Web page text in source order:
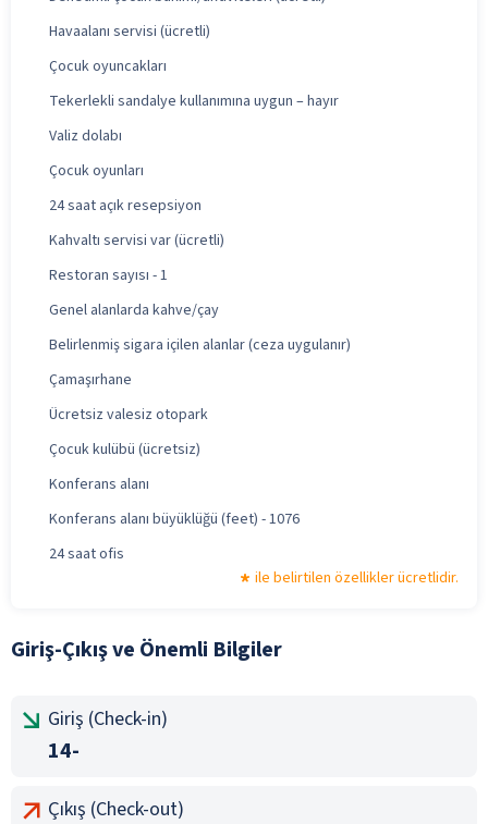
Havaalanı servisi (ücretli)
Çocuk oyuncakları
Tekerlekli sandalye kullanımına uygun – hayır
Valiz dolabı
Çocuk oyunları
24 saat açık resepsiyon
Kahvaltı servisi var (ücretli)
Restoran sayısı - 1
Genel alanlarda kahve/çay
Belirlenmiş sigara içilen alanlar (ceza uygulanır)
Çamaşırhane
Ücretsiz valesiz otopark
Çocuk kulübü (ücretsiz)
Konferans alanı
Konferans alanı büyüklüğü (feet) - 1076
24 saat ofis
ile belirtilen özellikler ücretlidir.
Giriş-Çıkış ve Önemli Bilgiler
Giriş (Check-in)
14-
Çıkış (Check-out)